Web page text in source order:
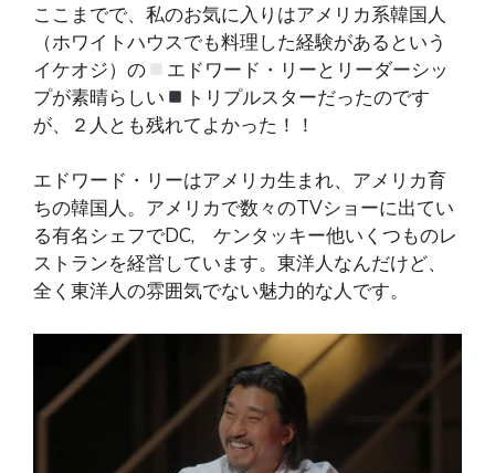
ここまでで、私のお気に入りはアメリカ系韓国人
（ホワイトハウスでも料理した経験があるという
イケオジ）の
エドワード・リーとリーダーシッ
プが素晴らしい
トリプルスターだったのです
が、２人とも残れてよかった！！
エドワード・リーはアメリカ生まれ、アメリカ育
ちの韓国人。アメリカで数々のTVショーに出てい
る有名シェフでDC, ケンタッキー他いくつものレ
ストランを経営しています。東洋人なんだけど、
全く東洋人の雰囲気でない魅力的な人です。